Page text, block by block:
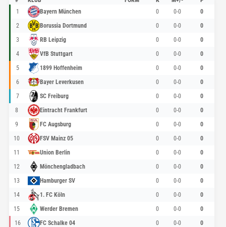
1
Bayern München 0 0-0
0
2
Borussia Dortmund 0 0-0
0
3
RB Leipzig 0 0-0
0
4
VfB Stuttgart 0 0-0
0
5
1899 Hoffenheim 0 0-0
0
6
Bayer Leverkusen 0 0-0
0
7
SC Freiburg 0 0-0
0
8
Eintracht Frankfurt 0 0-0
0
9
FC Augsburg 0 0-0
0
10
FSV Mainz 05 0 0-0
0
11
Union Berlin 0 0-0
0
12
Mönchengladbach 0 0-0
0
13
Hamburger SV 0 0-0
0
14
1. FC Köln 0 0-0
0
15
Werder Bremen 0 0-0
0
16
FC Schalke 04 0 0-0
0